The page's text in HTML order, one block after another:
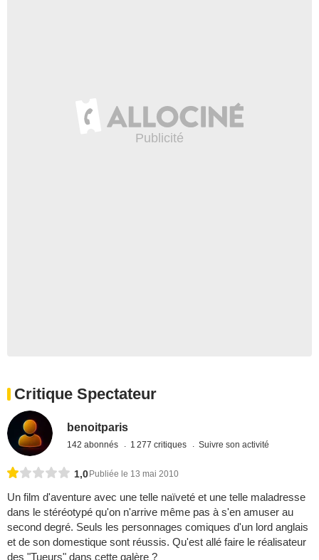
Critique Spectateur
benoitparis
142 abonnés 1 277 critiques Suivre son activité
1,0 Publiée le 13 mai 2010
Un film d'aventure avec une telle naïveté et une telle maladresse
dans le stéréotypé qu'on n'arrive même pas à s'en amuser au
second degré. Seuls les personnages comiques d'un lord anglais
et de son domestique sont réussis. Qu'est allé faire le réalisateur
des "Tueurs" dans cette galère ?